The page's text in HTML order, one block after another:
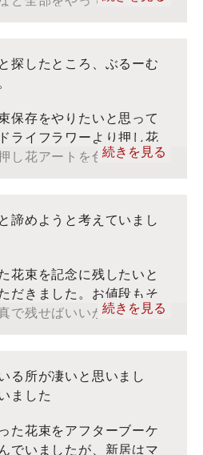
ターブーケをフォーエバーフ
、お客様のコメントをそのま
らいかかりましたが、本
がとうございました。
探したところ、ぶるーむ
保存をやりたいと思って
ライフラワーより押し花
し花アートを色々と探し
んを見つけました。
ム
ターブーケをフォーエバーフ
が、お客様のコメントをそのま
続きを見る
諦めようと考えていまし
花束を記念に残したいと
だきました。お値段もそ
で残せばいいかと諦めよ
、やはり人生で一度しか
本当に大満足で頼んで良
っています。問い合わせ
もしっかりしていて技術
ったです。ありがとうご
続きを見る
る所が凄いと思いまし
ました
た花束をアフターブーケ
でいましたが、新居はマ